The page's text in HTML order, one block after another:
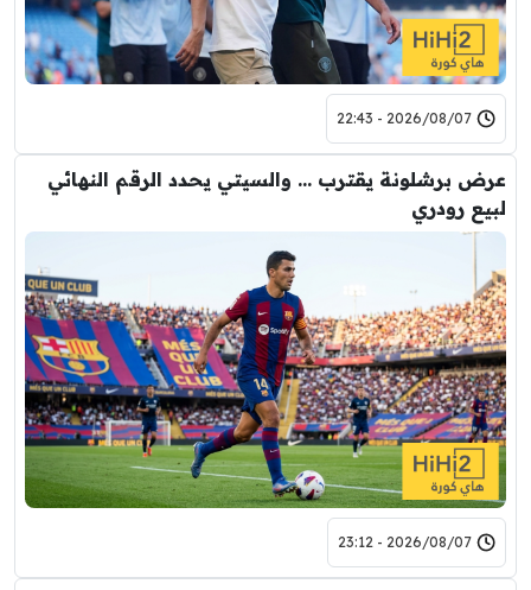
2026/08/07 - 22:43
عرض برشلونة يقترب … والسيتي يحدد الرقم النهائي
لبيع رودري
2026/08/07 - 23:12